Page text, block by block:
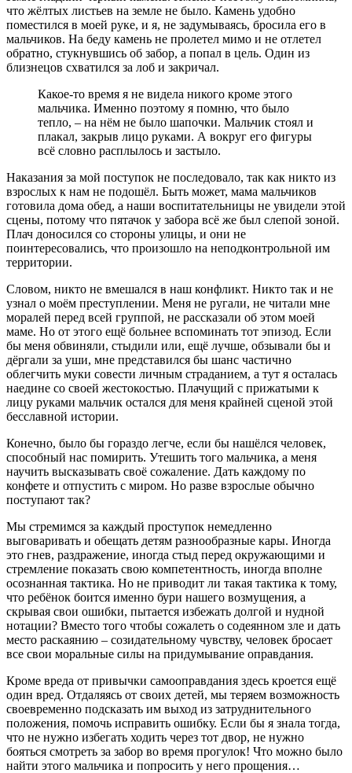
что жёлтых листьев на земле не было. Камень удобно
поместился в моей руке, и я, не задумываясь, бросила его в
мальчиков. На беду камень не пролетел мимо и не отлетел
обратно, стукнувшись об забор, а попал в цель. Один из
близнецов схватился за лоб и закричал.
Какое-то время я не видела никого кроме этого
мальчика. Именно поэтому я помню, что было
тепло, – на нём не было шапочки. Мальчик стоял и
плакал, закрыв лицо руками. А вокруг его фигуры
всё словно расплылось и застыло.
Наказания за мой поступок не последовало, так как никто из
взрослых к нам не подошёл. Быть может, мама мальчиков
готовила дома обед, а наши воспитательницы не увидели этой
сцены, потому что пятачок у забора всё же был слепой зоной.
Плач доносился со стороны улицы, и они не
поинтересовались, что произошло на неподконтрольной им
территории.
Словом, никто не вмешался в наш конфликт. Никто так и не
узнал о моём преступлении. Меня не ругали, не читали мне
моралей перед всей группой, не рассказали об этом моей
маме. Но от этого ещё больнее вспоминать тот эпизод. Если
бы меня обвиняли, стыдили или, ещё лучше, обзывали бы и
дёргали за уши, мне представился бы шанс частично
облегчить муки совести личным страданием, а тут я осталась
наедине со своей жестокостью. Плачущий с прижатыми к
лицу руками мальчик остался для меня крайней сценой этой
бесславной истории.
Конечно, было бы гораздо легче, если бы нашёлся человек,
способный нас помирить. Утешить того мальчика, а меня
научить высказывать своё сожаление. Дать каждому по
конфете и отпустить с миром. Но разве взрослые обычно
поступают так?
Мы стремимся за каждый проступок немедленно
выговаривать и обещать детям разнообразные кары. Иногда
это гнев, раздражение, иногда стыд перед окружающими и
стремление показать свою компетентность, иногда вполне
осознанная тактика. Но не приводит ли такая тактика к тому,
что ребёнок боится именно бури нашего возмущения, а
скрывая свои ошибки, пытается избежать долгой и нудной
нотации? Вместо того чтобы сожалеть о содеянном зле и дать
место раскаянию – созидательному чувству, человек бросает
все свои моральные силы на придумывание оправдания.
Кроме вреда от привычки самооправдания здесь кроется ещё
один вред. Отдаляясь от своих детей, мы теряем возможность
своевременно подсказать им выход из затруднительного
положения, помочь исправить ошибку. Если бы я знала тогда,
что не нужно избегать ходить через тот двор, не нужно
бояться смотреть за забор во время прогулок! Что можно было
найти этого мальчика и попросить у него прощения…